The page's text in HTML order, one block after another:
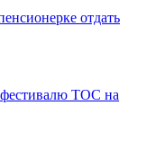
отдать
фестивалю ТОС на